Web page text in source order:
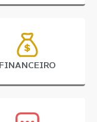
FINANCEIRO